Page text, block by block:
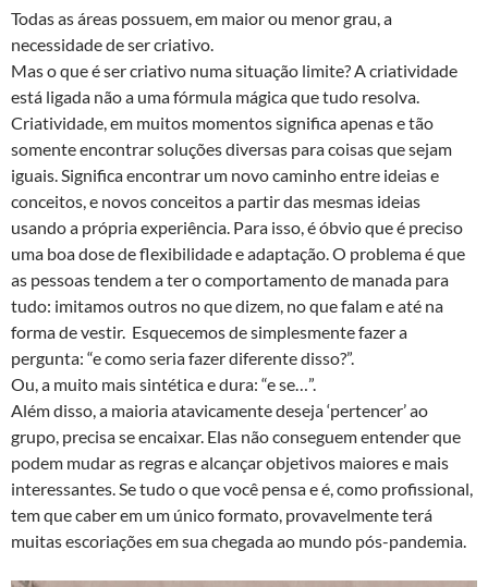
Todas as áreas possuem, em maior ou menor grau, a
necessidade de ser criativo.
Mas o que é ser criativo numa situação limite? A criatividade
está ligada não a uma fórmula mágica que tudo resolva.
Criatividade, em muitos momentos significa apenas e tão
somente encontrar soluções diversas para coisas que sejam
iguais. Significa encontrar um novo caminho entre ideias e
conceitos, e novos conceitos a partir das mesmas ideias
usando a própria experiência. Para isso, é óbvio que é preciso
uma boa dose de flexibilidade e adaptação. O problema é que
as pessoas tendem a ter o comportamento de manada para
tudo: imitamos outros no que dizem, no que falam e até na
forma de vestir. Esquecemos de simplesmente fazer a
pergunta: “e como seria fazer diferente disso?”.
Ou, a muito mais sintética e dura: “e se…”.
Além disso, a maioria atavicamente deseja ‘pertencer’ ao
grupo, precisa se encaixar. Elas não conseguem entender que
podem mudar as regras e alcançar objetivos maiores e mais
interessantes. Se tudo o que você pensa e é, como profissional,
tem que caber em um único formato, provavelmente terá
muitas escoriações em sua chegada ao mundo pós-pandemia.